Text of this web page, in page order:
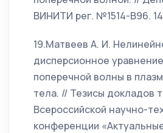
ВИНИТИ рег. №1514-В96.
19.Матвеев А. И.
дисперсионное
поперечной волны в
тела. // Тезисы докладов
Всероссийской научно-
конференции